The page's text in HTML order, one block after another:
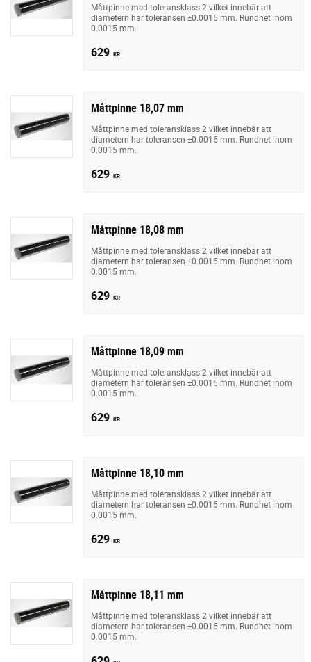
Måttpinne med toleransklass 2 vilket innebär att
diametern har toleransen ±0.0015 mm. Rundhet inom
0.0015 mm.
629 KR
Måttpinne 18,07 mm
Måttpinne med toleransklass 2 vilket innebär att
diametern har toleransen ±0.0015 mm. Rundhet inom
0.0015 mm.
629 KR
Måttpinne 18,08 mm
Måttpinne med toleransklass 2 vilket innebär att
diametern har toleransen ±0.0015 mm. Rundhet inom
0.0015 mm.
629 KR
Måttpinne 18,09 mm
Måttpinne med toleransklass 2 vilket innebär att
diametern har toleransen ±0.0015 mm. Rundhet inom
0.0015 mm.
629 KR
Måttpinne 18,10 mm
Måttpinne med toleransklass 2 vilket innebär att
diametern har toleransen ±0.0015 mm. Rundhet inom
0.0015 mm.
629 KR
Måttpinne 18,11 mm
Måttpinne med toleransklass 2 vilket innebär att
diametern har toleransen ±0.0015 mm. Rundhet inom
0.0015 mm.